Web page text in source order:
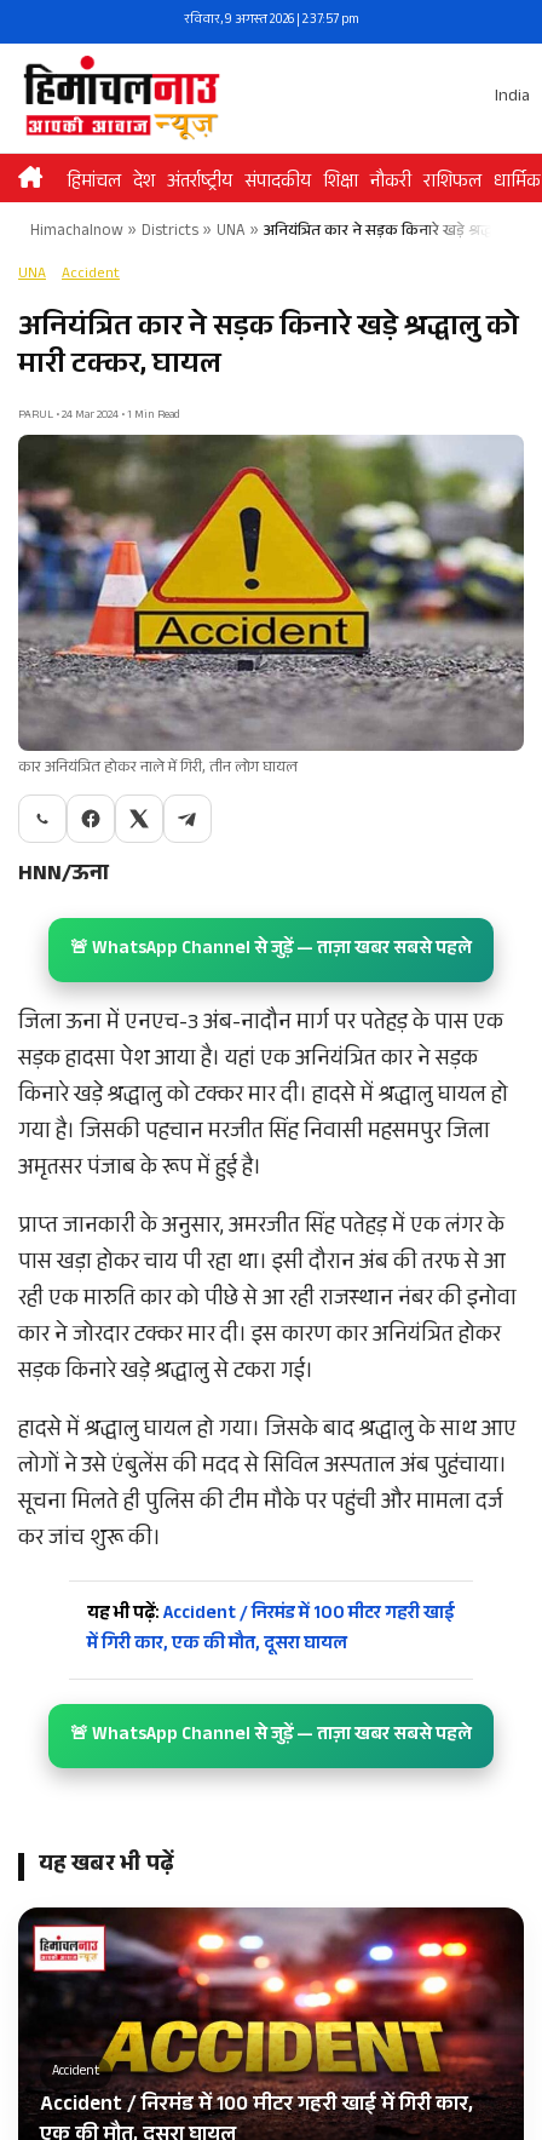
to
content
रविवार, 9 अगस्त 2026 | 2:37:57 pm
India
हिमांचल देश अंतर्राष्ट्रीय संपादकीय शिक्षा नौकरी राशिफल धार्मिक
Himachalnow» Districts» UNA » अनियंत्रित कार ने सड़क किनारे खड़े श्रद्धालु को
UNA Accident
अनियंत्रित कार ने सड़क किनारे खड़े श्रद्धालु को
मारी टक्कर, घायल
PARUL • 24 Mar 2024 • 1 Min Read
कार अनियंत्रित होकर नाले में गिरी, तीन लोग घायल
HNN/ऊना
🚨 WhatsApp Channel से जुड़ें — ताज़ा खबर सबसे पहले
जिला ऊना में एनएच-3 अंब-नादौन मार्ग पर पतेहड़ के पास एक
सड़क हादसा पेश आया है। यहां एक अनियंत्रित कार ने सड़क
किनारे खड़े श्रद्धालु को टक्कर मार दी। हादसे में श्रद्धालु घायल हो
गया है। जिसकी पहचान मरजीत सिंह निवासी महसमपुर जिला
अमृतसर पंजाब के रूप में हुई है।
प्राप्त जानकारी के अनुसार, अमरजीत सिंह पतेहड़ में एक लंगर के
पास खड़ा होकर चाय पी रहा था। इसी दौरान अंब की तरफ से आ
रही एक मारुति कार को पीछे से आ रही राजस्थान नंबर की इनोवा
कार ने जोरदार टक्कर मार दी। इस कारण कार अनियंत्रित होकर
सड़क किनारे खड़े श्रद्धालु से टकरा गई।
हादसे में श्रद्धालु घायल हो गया। जिसके बाद श्रद्धालु के साथ आए
लोगों ने उसे एंबुलेंस की मदद से सिविल अस्पताल अंब पुहंचाया।
सूचना मिलते ही पुलिस की टीम मौके पर पहुंची और मामला दर्ज
कर जांच शुरू की।
यह भी पढ़ें:Accident / निरमंड में 100 मीटर गहरी खाई
में गिरी कार, एक की मौत, दूसरा घायल
🚨 WhatsApp Channel से जुड़ें — ताज़ा खबर सबसे पहले
यह खबर भी पढ़ें
Accident
Accident / निरमंड में 100 मीटर गहरी खाई में गिरी कार,